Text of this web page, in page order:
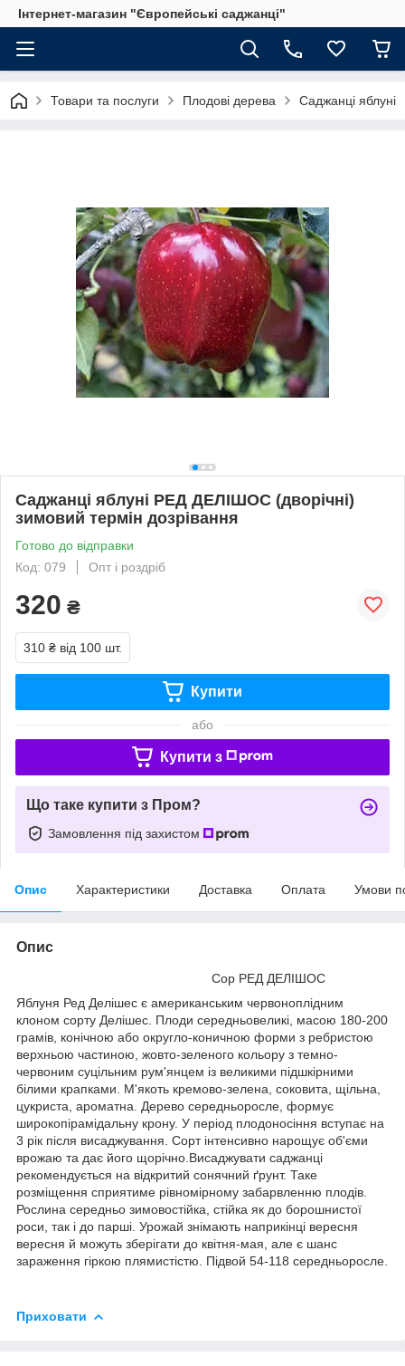
Інтернет-магазин "Європейські саджанці"
Товари та послуги Плодові дерева Саджанці яблуні
Саджанці яблуні РЕД ДЕЛІШОС (дворічні)
зимовий термін дозрівання
Готово до відправки
Код: 079
Опт і роздріб
320 ₴
310 ₴ від 100 шт.
Купити
або
Купити з
Що таке купити з Пром?
Замовлення під захистом
Опис Характеристики Доставка Оплата Умови
Опис
Сор РЕД ДЕЛІШОС
Яблуня Ред Делішес є американським червоноплідним
клоном сорту Делішес. Плоди середньовеликі, масою 180-200
грамів, конічною або округло-коничною форми з ребристою
верхньою частиною, жовто-зеленого кольору з темно-
червоним суцільним рум'янцем із великими підшкірними
білими крапками. М'якоть кремово-зелена, соковита, щільна,
цукриста, ароматна. Дерево середньоросле, формує
широкопірамідальну крону. У період плодоносіння вступає на
3 рік після висаджування. Сорт інтенсивно нарощує об'єми
врожаю та дає його щорічно.Висаджувати саджанці
рекомендується на відкритий сонячний ґрунт. Таке
розміщення сприятиме рівномірному забарвленню плодів.
Рослина середньо зимовостійка, стійка як до борошнистої
роси, так і до парші. Урожай знімають наприкінці вересня
вересня й можуть зберігати до квітня-мая, але є шанс
зараження гіркою плямистістю. Підвой 54-118 середньоросле.
Приховати